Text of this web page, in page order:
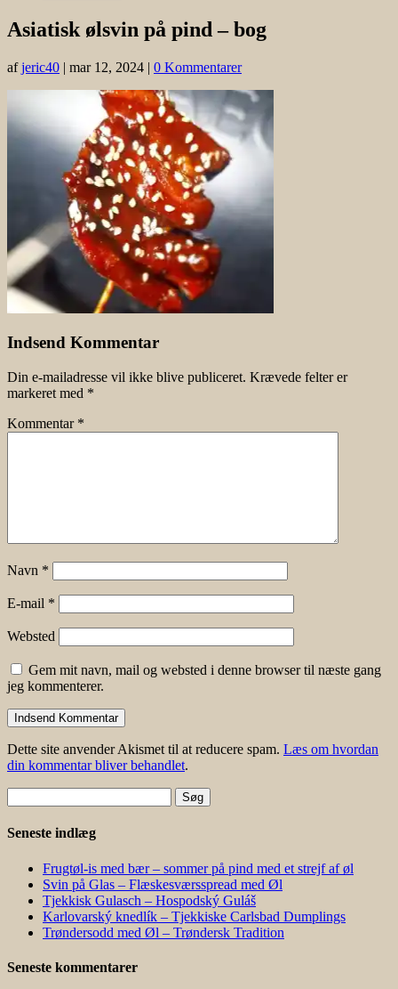
Asiatisk ølsvin på pind – bog
afjeric40 | mar 12, 2024 | 0 Kommentarer
Indsend Kommentar
Din e-mailadresse vil ikke blive publiceret. Krævede felter er
markeret med *
Kommentar *
Navn *
E-mail *
Websted
Gem mit navn, mail og websted i denne browser til næste gang
jeg kommenterer.
Dette site anvender Akismet til at reducere spam. Læs om hvordan
din kommentar bliver behandlet.
efter:
Seneste indlæg
Frugtøl-is med bær – sommer på pind med et strejf af øl
Svin på Glas – Flæskesværsspread med Øl
Tjekkisk Gulasch – Hospodský Guláš
Karlovarský knedlík – Tjekkiske Carlsbad Dumplings
Trøndersodd med Øl – Trøndersk Tradition
Seneste kommentarer